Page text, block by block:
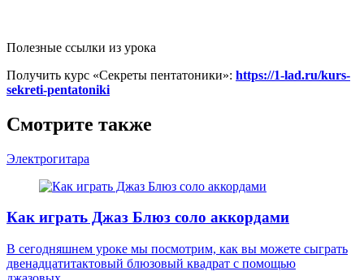
Полезные ссылки из урока
Получить курс «Секреты пентатоники»: https://1-lad.ru/kurs-
sekreti-pentatoniki
Смотрите также
Электрогитара
Как играть Джаз Блюз соло аккордами
В сегодняшнем уроке мы посмотрим, как вы можете сыграть
двенадцатитактовый блюзовый квадрат с помощью